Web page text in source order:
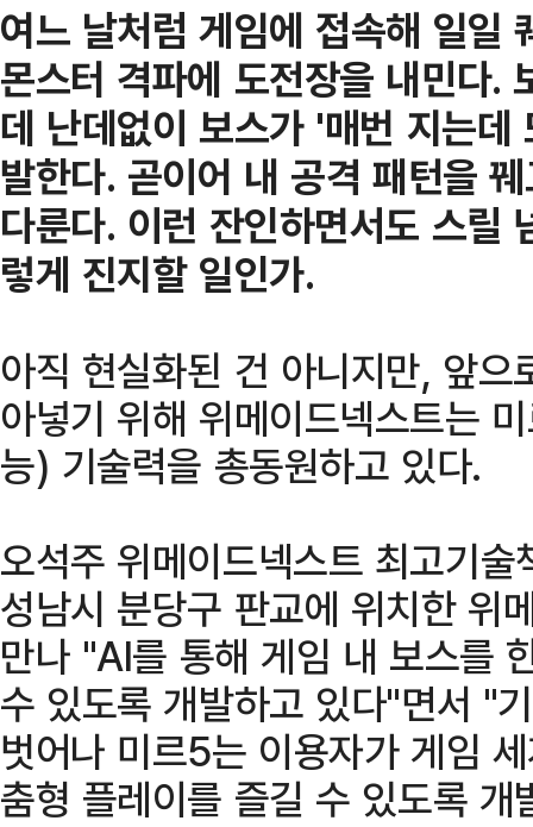
여느 날처럼 게임에 접속해 일일
몬스터 격파에 도전장을 내민다.
데 난데없이 보스가 '매번 지는
발한다. 곧이어 내 공격 패턴을
다룬다. 이런 잔인하면서도 스릴
렇게 진지할 일인가.
아직 현실화된 건 아니지만, 앞
아넣기 위해 위메이드넥스트는
능) 기술력을 총동원하고 있다.
오석주 위메이드넥스트 최고기
성남시 분당구 판교에 위치한 위
만나 "AI를 통해 게임 내 보스를
수 있도록 개발하고 있다"면서 "
벗어나 미르5는 이용자가 게임
춤형 플레이를 즐길 수 있도록